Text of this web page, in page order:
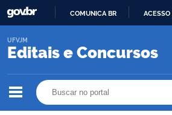
O
COMUNICA BR
Editais e Concursos
UFVJM